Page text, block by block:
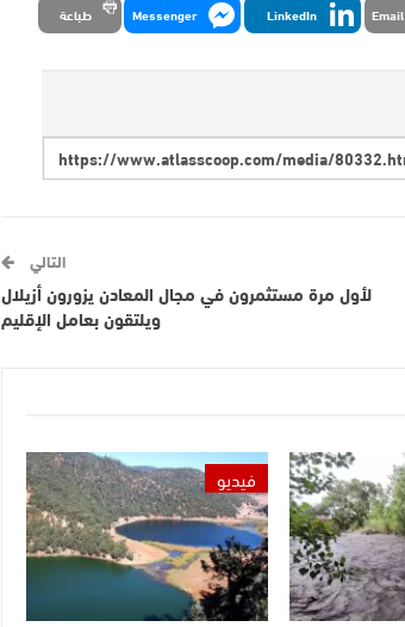
Email
LinkedIn
Messenger طباعة
التالي
لأول مرة مستثمرون في مجال المعادن يزورون أزيلال
ويلتقون بعامل الإقليم
فيديو